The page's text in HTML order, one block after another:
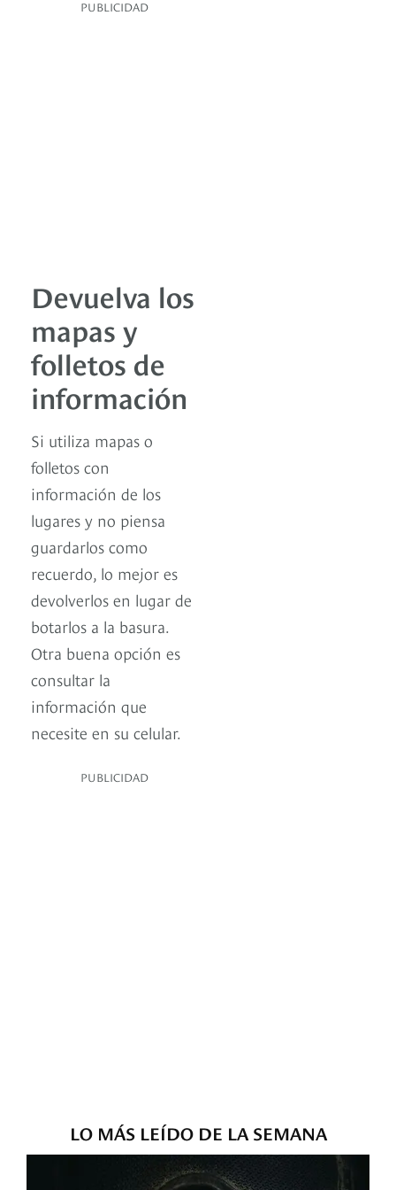
PUBLICIDAD
Devuelva los
mapas y
folletos de
información
Si utiliza mapas o
folletos con
información de los
lugares y no piensa
guardarlos como
recuerdo, lo mejor es
devolverlos en lugar de
botarlos a la basura.
Otra buena opción es
consultar la
información que
necesite en su celular.
PUBLICIDAD
LO MÁS LEÍDO DE LA SEMANA